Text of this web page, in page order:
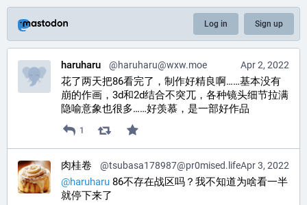
Log in Sign up
Apr 2, 2022
haruharu @haruharu@wxw.moe
花了两天把86看完了，制作好精良啊……基本没有
崩的作画，3d和2d结合不突兀，各种镜头细节拉满
隐喻意象也很多……好羡慕，是一部好作品
1
Apr 3, 2022
肉桂卷 @tsubasa178987@pr0mised.life
@haruharu 86不存在战区吗？我不知道为啥看一半
就停下来了